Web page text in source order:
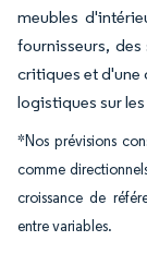
meubles
fournisseurs,
critiques et d'une
logistiques sur
*Nos prévisions
comme
croissance de
entre variables.